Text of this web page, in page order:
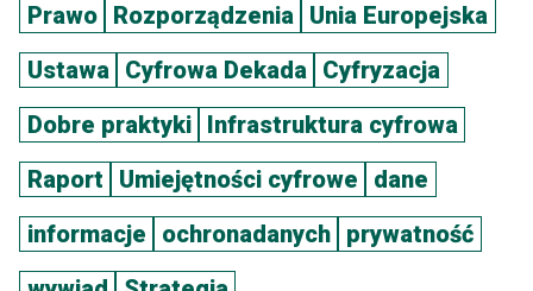
Prawo
Rozporządzenia Unia Europejska
Ustawa
Cyfrowa Dekada Cyfryzacja
Dobre praktyki
Infrastruktura cyfrowa
Raport
Umiejętności cyfrowe
dane
informacje
ochronadanych prywatność